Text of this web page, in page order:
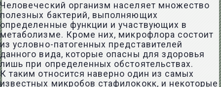
Человеческий организм населяет множество
полезных бактерий, выполняющих
определенные функции и участвующих в
метаболизме. Кроме них, микрофлора состоит
из условно-патогенных представителей
данного вида, которые опасны для здоровья
лишь при определенных обстоятельствах.
К таким относится наверно один из самых
известных микробов стафилококк, и некоторые